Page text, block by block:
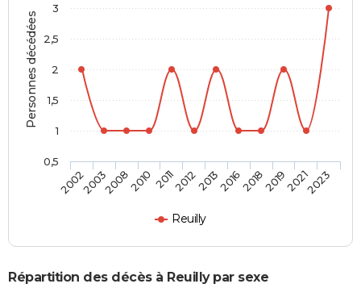
Personnes décédées
Reuilly
2002200320082010 20112012201320162018201920212023
0,5
1
1,5
2
2,5
3
Répartition des décès à Reuilly par sexe